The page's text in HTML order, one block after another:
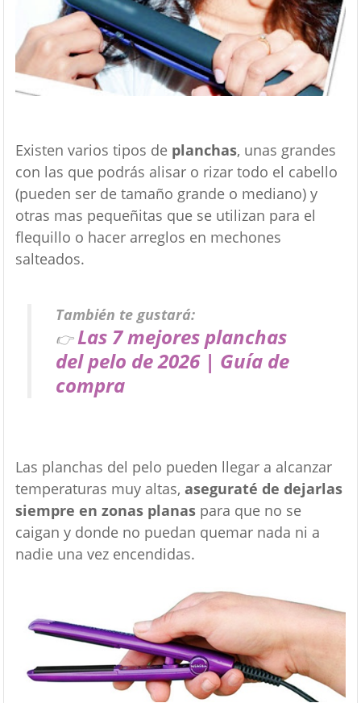
Existen varios tipos de planchas, unas grandes
con las que podrás alisar o rizar todo el cabello
(pueden ser de tamaño grande o mediano) y
otras mas pequeñitas que se utilizan para el
flequillo o hacer arreglos en mechones
salteados.
También te gustará:
👉Las 7 mejores planchas
del pelo de 2026 | Guía de
compra
Las planchas del pelo pueden llegar a alcanzar
temperaturas muy altas, aseguraté de dejarlas
siempre en zonas planaspara que no se
caigan y donde no puedan quemar nada ni a
nadie una vez encendidas.